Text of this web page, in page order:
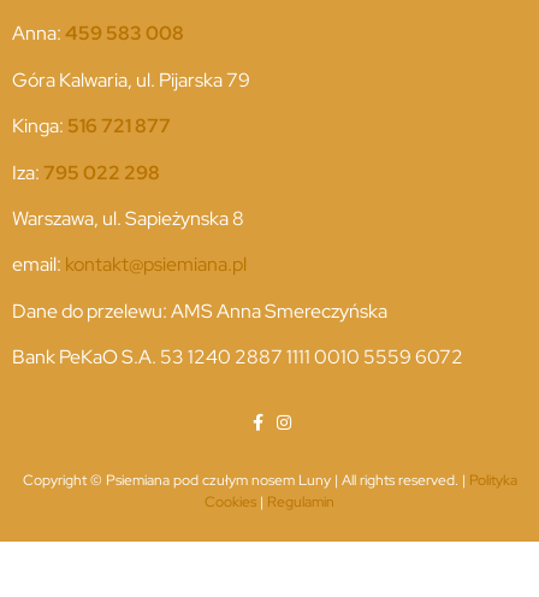
Anna:459 583 008
Góra Kalwaria, ul. Pijarska 79
Kinga: 516 721 877
Iza: 795 022 298
Warszawa, ul. Sapieżynska 8
email: kontakt@psiemiana.pl
Dane do przelewu: AMS Anna Smereczyńska
Bank PeKaO S.A. 53 1240 2887 1111 0010 5559 6072
Copyright © Psiemiana pod czułym nosem Luny | All rights reserved. | Polityka
Cookies | Regulamin